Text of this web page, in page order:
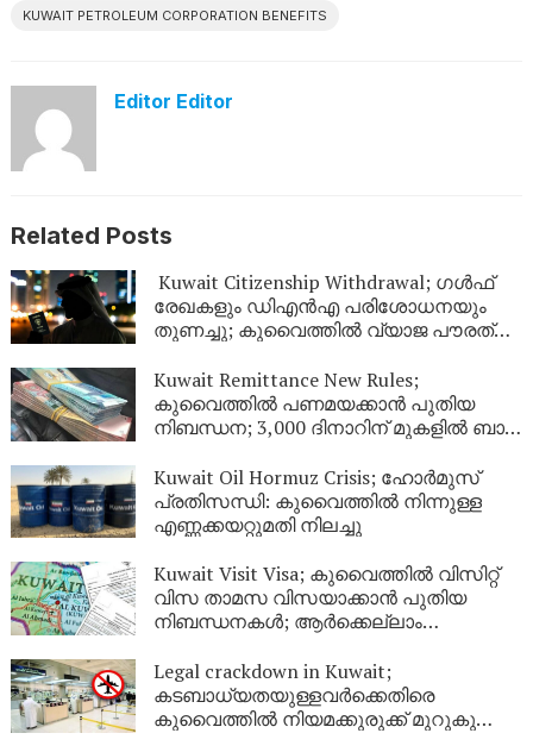
KUWAIT PETROLEUM CORPORATION BENEFITS
Editor Editor
Related Posts
Kuwait Citizenship Withdrawal; ഗൾഫ്
രേഖകളും ഡിഎൻഎ പരിശോധനയും
തുണച്ചു; കുവൈത്തിൽ വ്യാജ പൗരത്വം
Kuwait Remittance New Rules;
കുവൈത്തിൽ പണമയക്കാൻ പുതിയ
നിബന്ധന; 3,000 ദിനാറിന് മുകളിൽ ബാങ്ക്
Kuwait Oil Hormuz Crisis; ഹോർമുസ്
പ്രതിസന്ധി: കുവൈത്തിൽ നിന്നുള്ള
എണ്ണക്കയറ്റുമതി നിലച്ചു
Kuwait Visit Visa; കുവൈത്തിൽ വിസിറ്റ്
വിസ താമസ വിസയാക്കാൻ പുതിയ
നിബന്ധനകൾ; ആർക്കെല്ലാം
Legal crackdown in Kuwait;
കടബാധ്യതയുള്ളവർക്കെതിരെ
കുവൈത്തിൽ നിയമക്കുരുക്ക് മുറുകുന്നു;